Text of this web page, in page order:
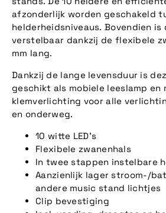
afzonderlijk worden geschakeld
helderheidsniveaus. Bovendien
verstelbaar dankzij de flexibele
mm lang.
Dankzij de lange levensduur is
geschikt als mobiele leeslamp
klemverlichting voor alle
en onderweg.
10 witte LED's
Flexibele zwanenhals
In twee stappen instelbare
Aanzienlijk lager stroom-/
andere music stand lichtjes
Clip bevestiging